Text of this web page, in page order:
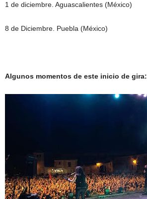
1 de diciembre. Aguascalientes (México)
8 de Diciembre. Puebla (México)
Algunos momentos de este inicio de gira: